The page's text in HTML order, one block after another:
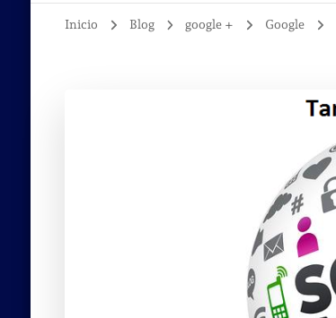
Inicio Blog google + Google